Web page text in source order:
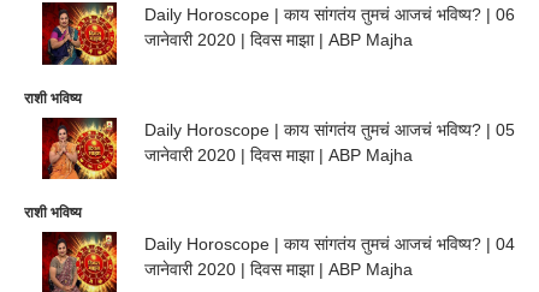
Daily Horoscope | काय सांगतंय तुमचं आजचं भविष्य? | 06
जानेवारी 2020 | दिवस माझा | ABP Majha
राशी भविष्य
Daily Horoscope | काय सांगतंय तुमचं आजचं भविष्य? | 05
जानेवारी 2020 | दिवस माझा | ABP Majha
राशी भविष्य
Daily Horoscope | काय सांगतंय तुमचं आजचं भविष्य? | 04
जानेवारी 2020 | दिवस माझा | ABP Majha